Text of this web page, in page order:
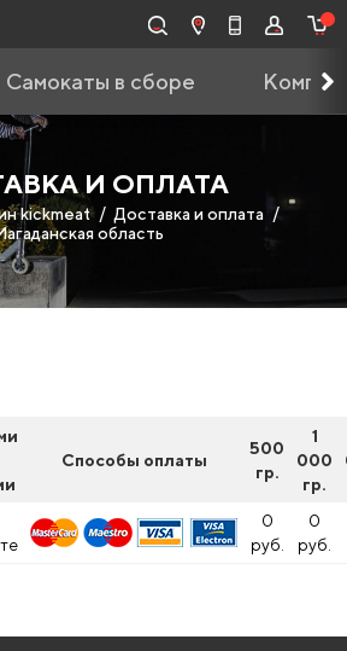
Самокаты в сборе
И ОПЛАТА
kickmeat
Доставка и оплата
область
Способы оплаты
500
гр.
1
000
гр.
0
руб.
0
руб.